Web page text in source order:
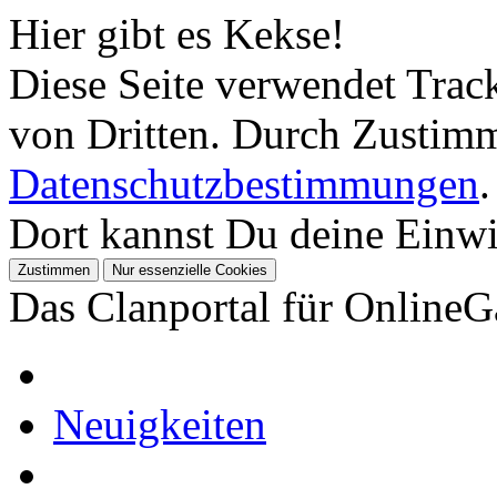
Hier gibt es Kekse!
Diese Seite verwendet
von Dritten. Durch
Datenschutzbestimmungen.
Dort kannst Du deine
Das Clanportal für
Neuigkeiten